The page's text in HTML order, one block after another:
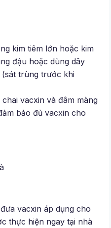
kim tiêm lớn hoặc kim
đậu hoặc dùng dây
trùng trước khi
vacxin và đâm màng
bảo đủ vacxin cho
vacxin áp dụng cho
thực hiện ngay tại nhà